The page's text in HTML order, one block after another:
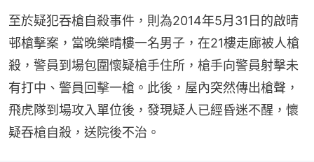
至於疑犯吞槍自殺事件，則為2014年5月31日的啟晴
邨槍擊案，當晚樂晴樓一名男子，在21樓走廊被人槍
殺，警員到場包圍懷疑槍手住所，槍手向警員射擊未
有打中、警員回擊一槍。此後，屋內突然傳出槍聲，
飛虎隊到場攻入單位後，發現疑人已經昏迷不醒，懷
疑吞槍自殺，送院後不治。